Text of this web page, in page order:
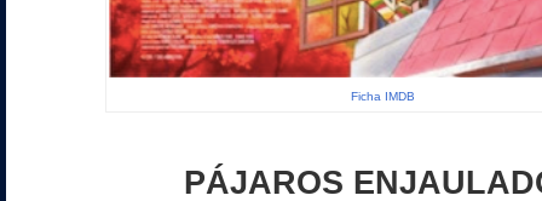
Ficha IMDB
PÁJAROS